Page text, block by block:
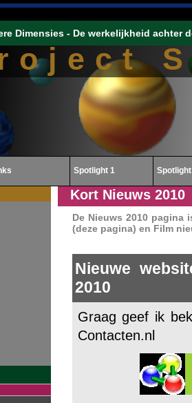
Dimensies - De werkelijkheid achter
Spotlight 1
Kort Nieuws 2010
De Nieuws 2010 pagina
(deze pagina) en Film
Nieuwe
2010
Graag geef ik
Contacten.nl